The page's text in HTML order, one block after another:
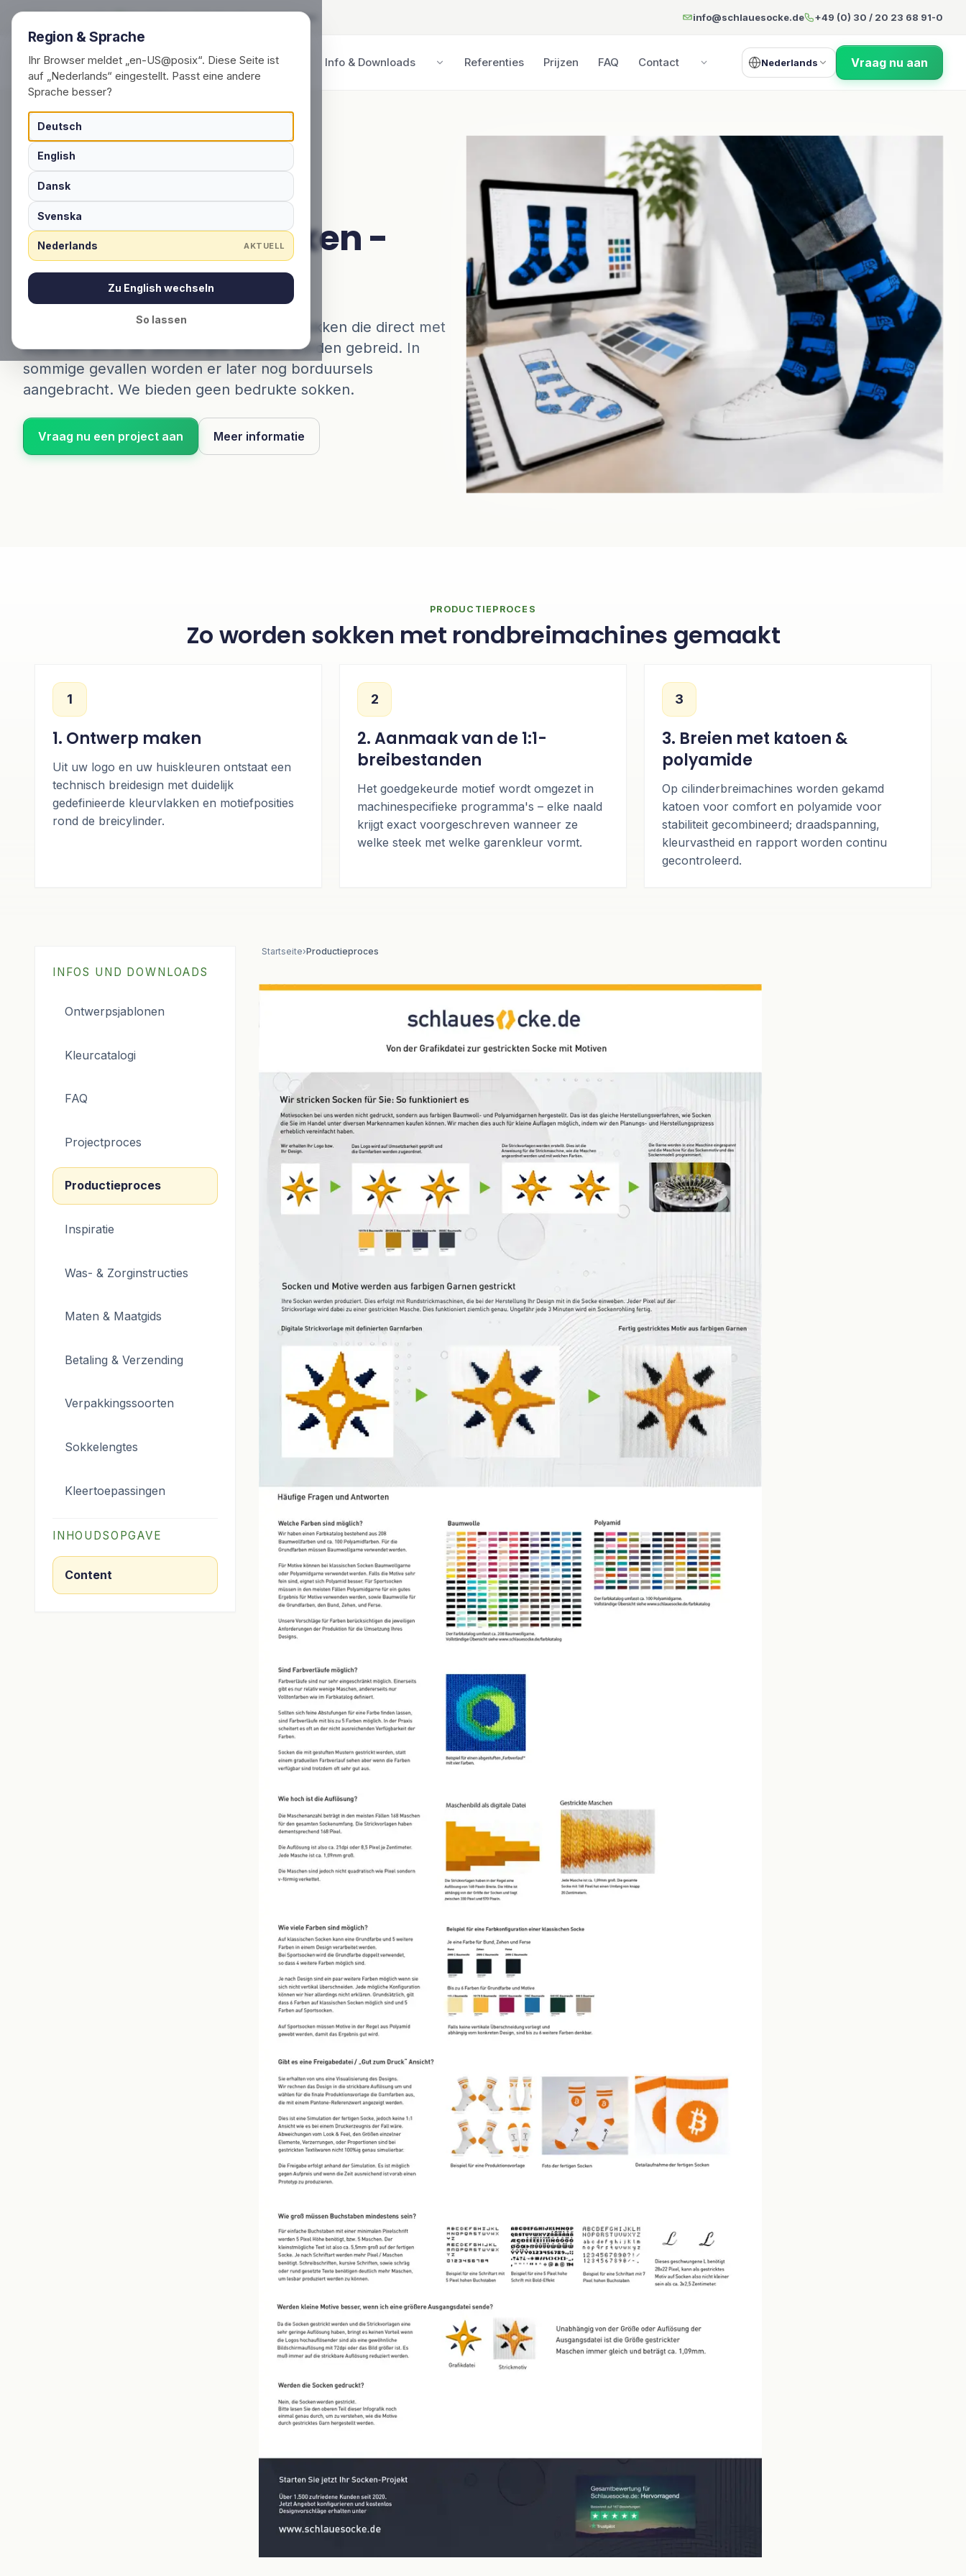
Persoonlijke sokken - Productieproces
Region & Sprache
Ihr Browser meldet „en-US@posix“. Diese Seite ist
auf „Nederlands“ eingestellt. Passt eine andere
Sprache besser?
Deutsch
English
Dansk
Svenska
Nederlands AKTUELL
Zu English wechseln
So lassen
Gratis ontwerpvoorstellen info@schlauesocke.de +49 (0) 30 / 20 23 68 91-0
Producten Info & Downloads Referenties Prijzen FAQ Contact Nederlands Vraag nu aan
ZO KOMEN DE LOGO'S OP DE SOKKEN
Persoonlijke sokken -
Productieproces
Bij Schlauesocke.nl maken we gebreide sokken die direct met
motieven en in de uiteindelijke kleuren worden gebreid. In
sommige gevallen worden er later nog borduursels
aangebracht. We bieden geen bedrukte sokken.
Vraag nu een project aan Meer informatie
PRODUCTIEPROCES
Zo worden sokken met rondbreimachines gemaakt
1
1. Ontwerp maken
Uit uw logo en uw huiskleuren ontstaat een
technisch breidesign met duidelijk
gedefinieerde kleurvlakken en motiefposities
rond de breicylinder.
2
2. Aanmaak van de 1:1-
breibestanden
Het goedgekeurde motief wordt omgezet in
machinespecifieke programma's – elke naald
krijgt exact voorgeschreven wanneer ze
welke steek met welke garenkleur vormt.
3
3. Breien met katoen &
polyamide
Op cilinderbreimachines worden gekamd
katoen voor comfort en polyamide voor
stabiliteit gecombineerd; draadspanning,
kleurvastheid en rapport worden continu
gecontroleerd.
INFOS UND DOWNLOADS
Ontwerpsjablonen
Kleurcatalogi
FAQ
Projectproces
Productieproces
Inspiratie
Was- & Zorginstructies
Maten & Maatgids
Betaling & Verzending
Verpakkingssoorten
Sokkelengtes
Kleertoepassingen
INHOUDSOPGAVE
Content
Startseite›Productieproces